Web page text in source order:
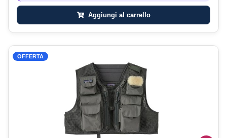
Aggiungi al carrello
OFFERTA